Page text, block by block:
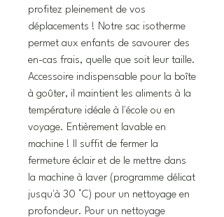
profitez pleinement de vos
déplacements ! Notre sac isotherme
permet aux enfants de savourer des
en-cas frais, quelle que soit leur taille.
Accessoire indispensable pour la boîte
à goûter, il maintient les aliments à la
température idéale à l'école ou en
voyage. Entièrement lavable en
machine ! Il suffit de fermer la
fermeture éclair et de le mettre dans
la machine à laver (programme délicat
jusqu'à 30 °C) pour un nettoyage en
profondeur. Pour un nettoyage